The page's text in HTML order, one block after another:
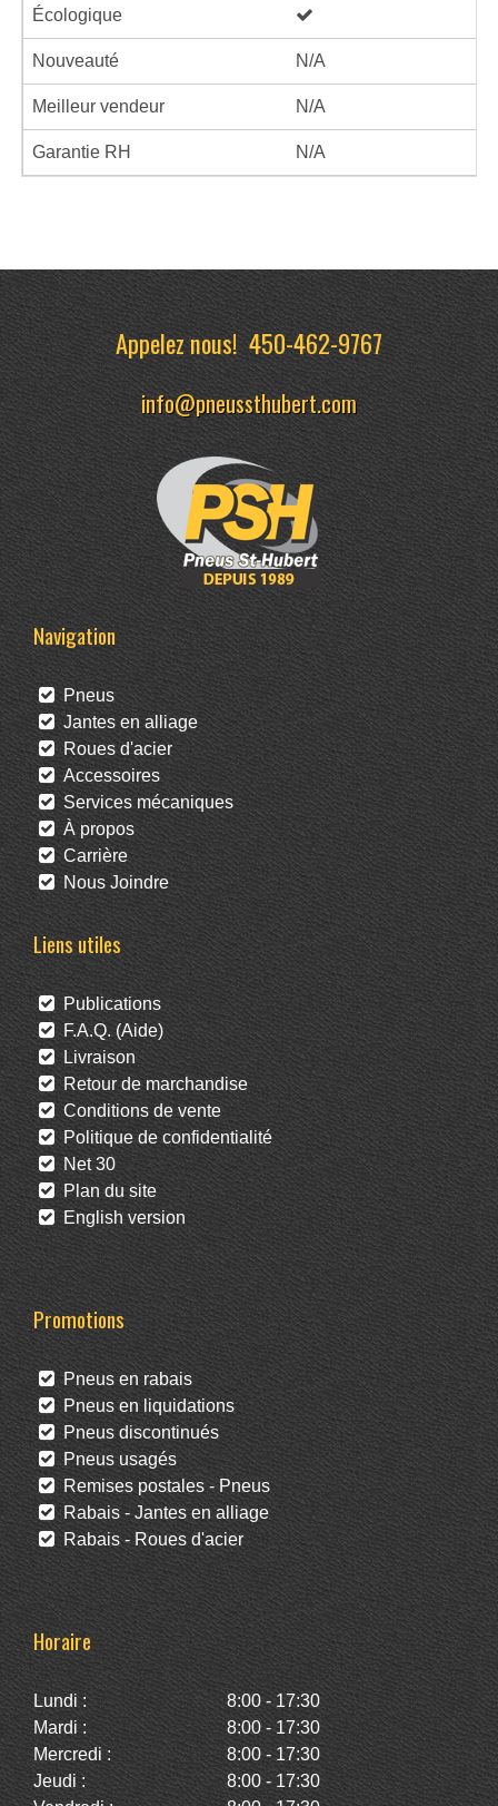
Écologique
Nouveauté N/A
Meilleur vendeur N/A
Garantie RH N/A
Appelez nous!450-462-9767
info@pneussthubert.com
Navigation
Pneus
Jantes en alliage
Roues d'acier
Accessoires
Services mécaniques
À propos
Carrière
Nous Joindre
Liens utiles
Publications
F.A.Q. (Aide)
Livraison
Retour de marchandise
Conditions de vente
Politique de confidentialité
Net 30
Plan du site
English version
Promotions
Pneus en rabais
Pneus en liquidations
Pneus discontinués
Pneus usagés
Remises postales - Pneus
Rabais - Jantes en alliage
Rabais - Roues d'acier
Horaire
Lundi :
8:00 - 17:30
Mardi :
8:00 - 17:30
Mercredi :
8:00 - 17:30
Jeudi :
8:00 - 17:30